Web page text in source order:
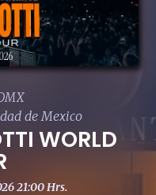
de Mexico
WORLD
21:00 Hrs.